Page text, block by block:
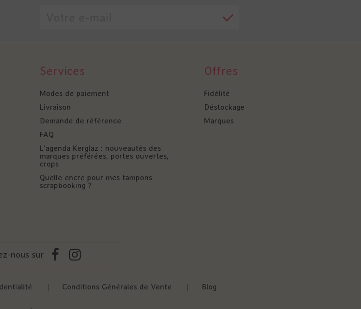
Services
Modes de paiement
Livraison
Demande de référence
FAQ
L'agenda Kerglaz : nouveautés des
marques préférées, portes ouvertes,
crops
Quelle encre pour mes tampons
scrapbooking ?
Offres
Fidélité
Déstockage
Marques
nous sur
| Conditions Générales de Vente | Blog